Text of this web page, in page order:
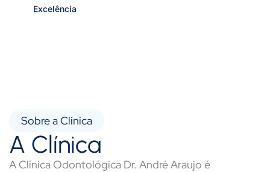
Excelência
Sobre a Clínica
A Clínica
A Clínica Odontológica Dr. André Araujo é